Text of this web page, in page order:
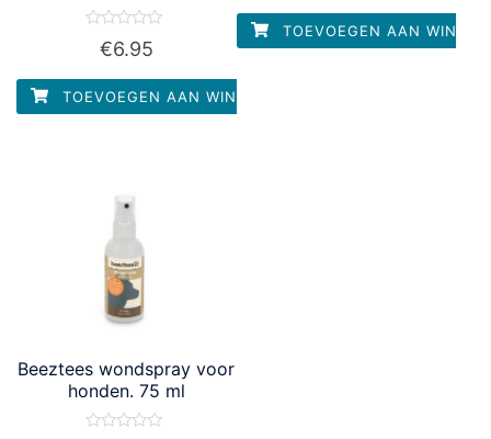
Waardering
5
€6.95
TOEVOEGEN AAN WINKELWAGEN
5
TOEVOEGEN AAN
Beeztees wondspray voor
honden. 75 ml